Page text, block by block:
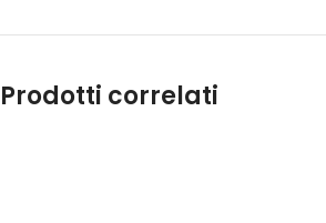
Prodotti correlati